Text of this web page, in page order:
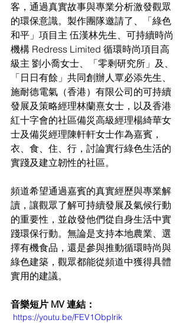
客，通過真實故事與專業分析激發觀眾
的環保意識。製作團隊邀請了、「綠色
和平」項目主 伍漢林先生、可持續時尚
機構 Redress Limited 循環時尚項目高
級主 劉小喬女士、「零剩研究所」及、
「日日有餘」共同創辦人覃必添先生、
施耐德電氣（香港）有限公司的可持續
發展及策略經理林蘭熹女士，以及香港
紅十字會的社區備災高級經理楊綺華女
士及備災經理陳軒軒女士作為嘉賓，
衣、食、住、行，討論實行綠色生活的
實踐及建立韌性的社區。
頻道希望通過嘉賓的真實經歷與專業解
讀，讓觀眾了解可持續發展及氣候行動
的重要性，並啟發他們從自身生活中實
踐環保行動。無論是支持本地農業、選
擇有機食品，還是參與推動循環時尚與
綠色建築，觀眾都能從頻道中獲得具體
實用的建議。
音樂短片 MV 連結：
https://youtu.be/FEV1Obplrik